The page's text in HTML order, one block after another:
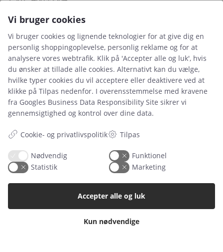
Leje- og købsbetingelser
Cookie- og privatlivspolitik
Typiske spørgsmål
Manualer
Samarbejdspartnere
Referencer
Tlf. nr.59 43 11 32
Vi bruger cookies
Vi bruger cookies og lignende teknologier for at give dig en
personlig shoppingoplevelse, personlig reklame og for at
analysere vores webtrafik. Klik på 'Accepter alle og luk', hvis
du ønsker at tillade alle cookies. Alternativt kan du vælge,
hvilke typer cookies du vil acceptere eller deaktivere ved at
klikke på Tilpas nedenfor. I overensstemmelse med kravene
fra Googles Business Data Responsibility Site sikrer vi
gennemsigtighed og kontrol over dine data.
Cookie- og privatlivspolitik Tilpas
Nødvendig
Funktionel
Statistik
Marketing
Kun nødvendige
Accepter alle og luk